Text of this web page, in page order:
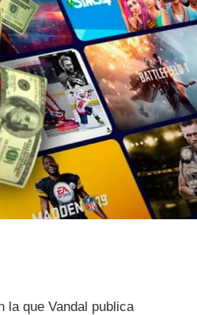
la que Vandal publica